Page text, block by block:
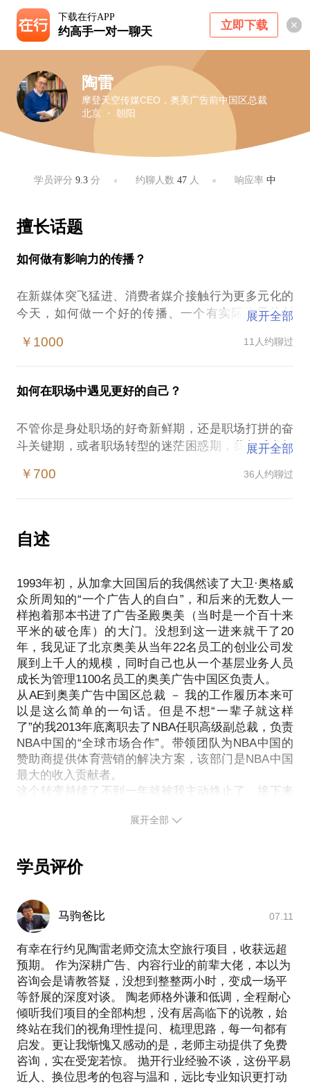
下载在行APP
约高手一对一聊天 立即下载
陶雷
摩登天空传媒CEO，奥美广告前中国区总裁
北京 ・ 朝阳
学员评分9.3 分 约聊人数 47人 响应率 中
擅长话题
如何做有影响力的传播？
在新媒体突飞猛进、消费者媒介接触行为更多元化的
今天，如何做一个好的传播、一个有实际效果的创
好的传播一定是为销售和解决问题而生，可以更有效
且能贩卖想法。而做传播最终极的目标就是影响人，
要有影响力，创造有影响力的传播活动，能够改变目
作为一个在所谓传统广告领域耕耘了20年的人，我也
很希望与您探讨在新的媒介环境下创造影响力的法
门。
如何选择传播渠道，整合传播资源等等；
做营销不是赶时髦，如何有效地融合传统媒体和社会
化媒体营销？
不管是选择做哪种传播和营销形式，核心其实还是内
容，把内容做好是一切的前提。在执行的过程中，也
要不断地追踪和即时调整与回应。
PS.在选择与我见面前，请把你的问题更具体化，让
我们的讨论更有针对性，提升效率。期待与你的见
面！
展开全部
￥1000 11人约聊过
如何在职场中遇见更好的自己？
不管你是身处职场的好奇新鲜期，还是职场打拼的奋
斗关键期，或者职场转型的迷茫困惑期，我都乐意与
20年间，从AE成长为奥美广告中国区的负责人，如果
四五千还在为房租犯愁的年轻人来说缺乏说服力。但
20年前，在我决定进入奥美的时候，我确实就是一直
发愁。
我非常喜欢一句话：“The purpose of life is a life of
purpose（生活的意义，是有意义的生活）。”提醒自
己关注每一天是如何度过的，是否过的真正有意义。
如果你希望工作的日子过得更有价值，我们可以聊聊
你的那些想法、困惑，也许可以在你的成长道路上给
展开全部
￥700 36人约聊过
自述
1993年初，从加拿大回国后的我偶然读了大卫·奥格威
众所周知的“一个广告人的自白”，和后来的无数人一
样抱着那本书进了广告圣殿奥美（当时是一个百十来
平米的破仓库）的大门。没想到这一进来就干了20
年，我见证了北京奥美从当年22名员工的创业公司发
展到上千人的规模，同时自己也从一个基层业务人员
成长为管理1100名员工的奥美广告中国区负责人。
从AE到奥美广告中国区总裁 － 我的工作履历本来可
以是这么简单的一句话。但是不想“一辈子就这样
了”的我2013年底离职去了NBA任职高级副总裁，负责
NBA中国的“全球市场合作”。带领团队为NBA中国的
赞助商提供体育营销的解决方案，该部门是NBA中国
最大的收入贡献者。
这个转变持续了不到一年就被我主动终止了。接下来
庭、和各路朋友聊各种想法……直到2016年加入现在
尝试新的可能是我现在的工作状态。
展开全部
学员评价
马驹爸比 07.11
有幸在行约见陶雷老师交流太空旅行项目，收获远超
预期。 作为深耕广告、内容行业的前辈大佬，本以为
咨询会是请教答疑，没想到整整两小时，变成一场平
等舒展的深度对谈。 陶老师格外谦和低调，全程耐心
倾听我们项目的全部构想，没有居高临下的说教，始
终站在我们的视角理性提问、梳理思路，每一句都有
启发。更让我惭愧又感动的是，老师主动提供了免费
咨询，实在受宠若惊。 抛开行业经验不谈，这份平易
近人、换位思考的包容与温和，远比专业知识更打动